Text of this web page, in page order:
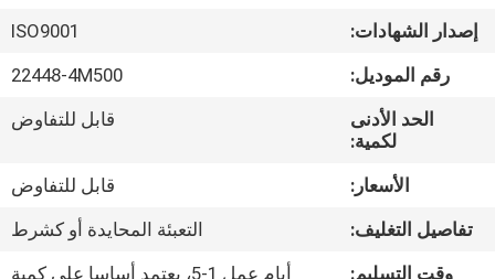
جولة
مراقبة
الجودة
إصدار الشهادات:
ISO9001
رقم الموديل:
22448-4M500
الحد الأدنى
لكمية:
قابل للتفاوض
الأسعار:
قابل للتفاوض
تفاصيل التغليف:
التعبئة المحايدة أو كشرط
وقت التسليم:
أيام عمل 1-5، يعتمد أساسا على كمية